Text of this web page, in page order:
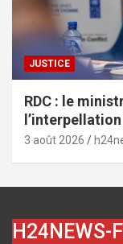
JUSTICE
RDC : le
depuis
3 août 2026
H24NEWS-